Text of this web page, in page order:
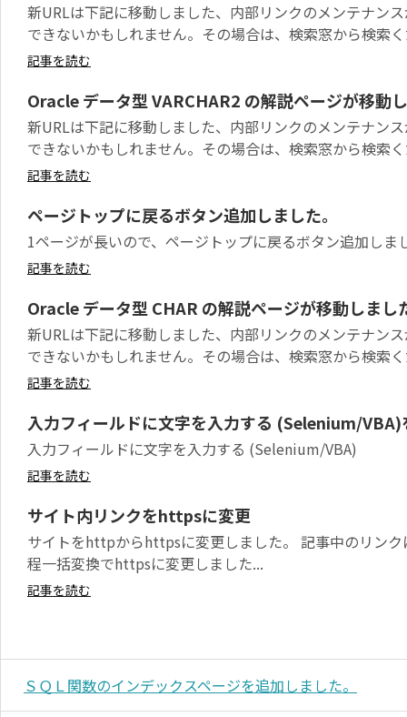
新URLは下記に移動しました、内部リンクのメンテナン
できないかもしれません。その場合は、検索窓から検索
記事を読む
Oracle データ型 VARCHAR2 の解説ページが移動
新URLは下記に移動しました、内部リンクのメンテナン
できないかもしれません。その場合は、検索窓から検索
記事を読む
ページトップに戻るボタン追加しました。
1ページが長いので、ページトップに戻るボタン追加しま
記事を読む
Oracle データ型 CHAR の解説ページが移動しまし
新URLは下記に移動しました、内部リンクのメンテナン
できないかもしれません。その場合は、検索窓から検索
記事を読む
入力フィールドに文字を入力する (Selenium/VBA)
入力フィールドに文字を入力する (Selenium/VBA)
記事を読む
サイト内リンクをhttpsに変更
サイトをhttpからhttpsに変更しました。 記事中のリン
程一括変換でhttpsに変更しました...
記事を読む
ＳＱＬ関数のインデックスページを追加しました。